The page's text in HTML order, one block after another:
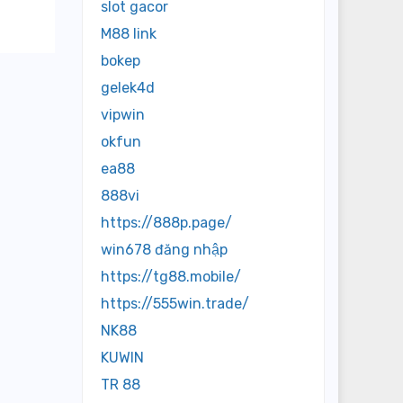
slot gacor
M88 link
bokep
gelek4d
vipwin
okfun
ea88
888vi
https://888p.page/
win678 đăng nhập
https://tg88.mobile/
https://555win.trade/
NK88
KUWIN
TR 88